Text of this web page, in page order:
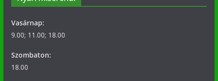
Vasárnap:
9.00; 11.00; 18.00
Szombaton:
18.00